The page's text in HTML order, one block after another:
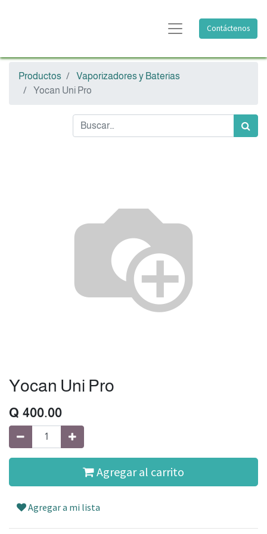
Contáctenos
Productos
Vaporizadores y Baterias
Yocan Uni Pro
Yocan Uni Pro
Q 400.00
Agregar al carrito
Agregar a mi lista